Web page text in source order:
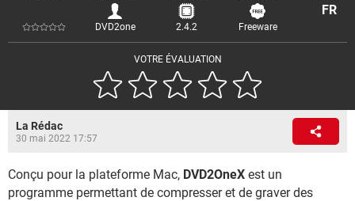
VOTRE ÉVALUATION
DVD2one 2.4.2 Freeware
FR
La Rédac
30 mai 2022 17:57
Conçu pour la plateforme Mac, DVD2OneX est un
programme permettant de compresser et de graver des